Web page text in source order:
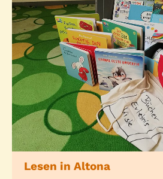
Lesen in Altona